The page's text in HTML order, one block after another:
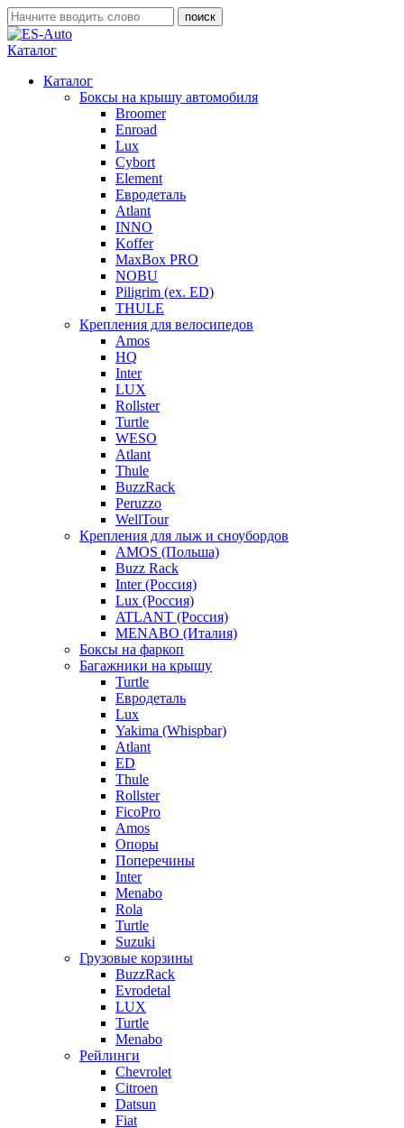
Каталог
Каталог
Боксы на крышу автомобиля
Broomer
Enroad
Lux
Cybort
Element
Евродеталь
Atlant
INNO
Koffer
MaxBox PRO
NOBU
Piligrim (ex. ED)
THULE
Крепления для велосипедов
Amos
HQ
Inter
LUX
Rollster
Turtle
WESO
Atlant
Thule
BuzzRack
Peruzzo
WellTour
Крепления для лыж и сноубордов
AMOS (Польша)
Buzz Rack
Inter (Россия)
Lux (Россия)
ATLANT (Россия)
MENABO (Италия)
Боксы на фаркоп
Багажники на крышу
Turtle
Евродеталь
Lux
Yakima (Whispbar)
Atlant
ED
Thule
Rollster
FicoPro
Amos
Опоры
Поперечины
Inter
Menabo
Rola
Turtle
Suzuki
Грузовые корзины
BuzzRack
Evrodetal
LUX
Turtle
Menabo
Рейлинги
Chevrolet
Citroen
Datsun
Fiat